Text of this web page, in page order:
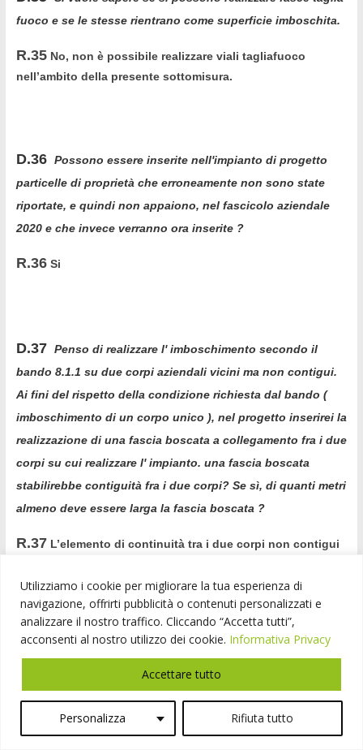
Utilizziamo i cookie per migliorare la tua esperienza di
navigazione, offrirti pubblicità o contenuti personalizzati e
analizzare il nostro traffico. Cliccando “Accetta tutti”,
acconsenti al nostro utilizzo dei cookie. Informativa Privacy
Personalizza Rifiuta tutto
Accettare tutto
fuoco e se le stesse rientrano come superficie imboschita.
R.35No, non è possibile realizzare viali tagliafuoco
nell’ambito della presente sottomisura.
D.36 Possono essere inserite nell'impianto di progetto
particelle di proprietà che erroneamente non sono state
riportate, e quindi non appaiono, nel fascicolo aziendale
2020 e che invece verranno ora inserite ?
R.36Si
D.37 Penso di realizzare l' imboschimento secondo il
bando 8.1.1 su due corpi aziendali vicini ma non contigui.
Ai fini del rispetto della condizione richiesta dal bando (
imboschimento di un corpo unico ), nel progetto inserirei la
realizzazione di una fascia boscata a collegamento fra i due
corpi su cui realizzare l' impianto. una fascia boscata
stabilirebbe contiguità fra i due corpi? Se sì, di quanti metri
almeno deve essere larga la fascia boscata ?
R.37L’elemento di continuità tra i due corpi non contigui
domanda.
pressocché impossibile far rientrare nei 7.500 euro/ha i
costi di recinzione. Qualora si verificassero danni da
cinghiali (eventi molto probabili), i costi di sostituzione